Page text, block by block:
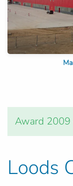
Award 2009
Loods